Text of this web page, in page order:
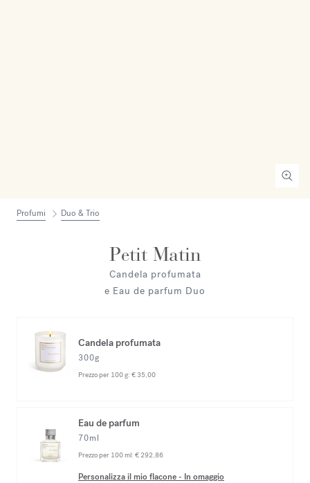
Profumi Duo & Trio
Petit Matin
Candela profumata
e Eau de parfum Duo
Candela profumata
300g
Prezzo per 100 g: € 35,00
Eau de parfum
70ml
Prezzo per 100 ml: € 292,86
Personalizza il mio flacone- In omaggio